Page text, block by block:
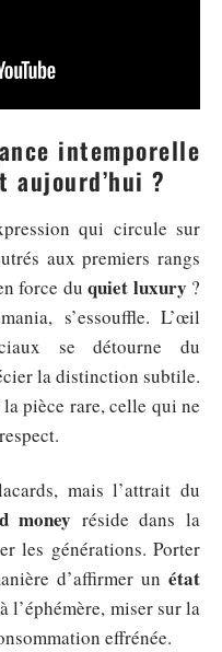
intemporelle
?
qui circule sur
aux premiers rangs
force du quiet luxury ?
s’essouffle. L’œil
se détourne du
la distinction subtile.
pièce rare, celle qui ne
mais l’attrait du
money réside dans la
les générations. Porter
d’affirmer un état
l’éphémère, miser sur la
effrénée.